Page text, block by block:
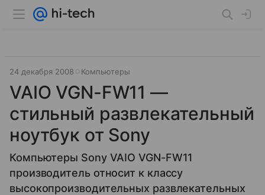
24 декабря 2008 Компьютеры
VAIO VGN-FW11 —
стильный развлекательный
ноутбук от Sony
Компьютеры Sony VAIO VGN-FW11
производитель относит к классу
высокопроизводительных развлекательных